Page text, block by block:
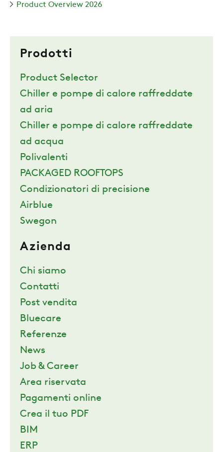
SWEGON
Product Overview 2026
Prodotti
Product Selector
Chiller e pompe di calore raffreddate
ad aria
Chiller e pompe di calore raffreddate
ad acqua
Polivalenti
PACKAGED ROOFTOPS
Condizionatori di precisione
Airblue
Swegon
Azienda
Chi siamo
Contatti
Post vendita
Bluecare
Referenze
News
Job & Career
Area riservata
Pagamenti online
Crea il tuo PDF
BIM
ERP